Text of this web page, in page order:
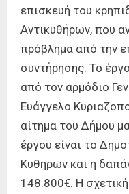
επισκευή του
Αντικυθήρων, που
πρόβλημα από την
συντήρησης. Το
από τον αρμόδιο
Ευάγγελο
αίτημα του Δήμου
έργου είναι το
Κυθηρων και η
148.800€. Η